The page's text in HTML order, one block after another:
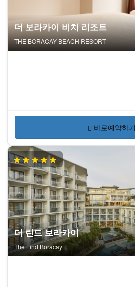
더 보라카이 비치 리조트
THE BORACAY BEACH RESORT
바로예약하기
★★★★★
더 린드 보라카이
The Lind Boracay